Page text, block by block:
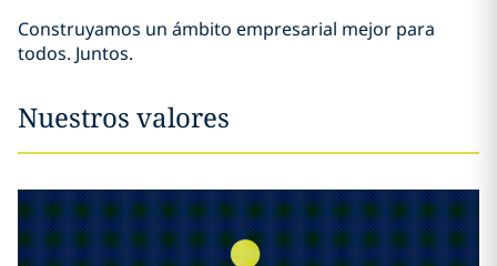
Construyamos un ámbito empresarial mejor para
todos. Juntos.
Nuestros valores